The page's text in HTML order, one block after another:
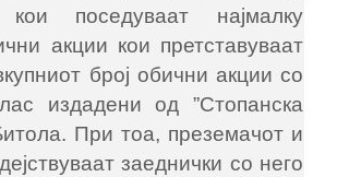
кои поседуваат најмалку
акции кои претставуваат
број обични акции со
издадени од ”Стопанска
При тоа, преземачот и
заеднички со него